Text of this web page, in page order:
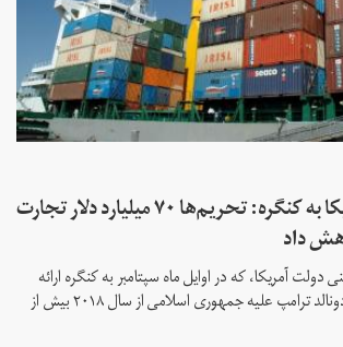
گزارش دولت آمریکا به کنگره: تحریم‌ها ۷۰ میلیارد دلار تجارت
داد
آمریکا، که در اوایل ماه سپتامبر به کنگره ارائه
شد، تحریم‌های دولت دونالد ترامپ علیه جمهوری اسلامی از سال ۲۰۱۸ بیش از